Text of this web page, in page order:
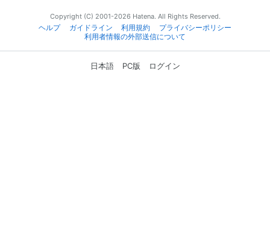
Copyright (C) 2001-2026 Hatena. All Rights Reserved.
ヘルプ
ガイドライン 利用規約
プライバシーポリシー
利用者情報の外部送信について
日本語 PC版 ログイン